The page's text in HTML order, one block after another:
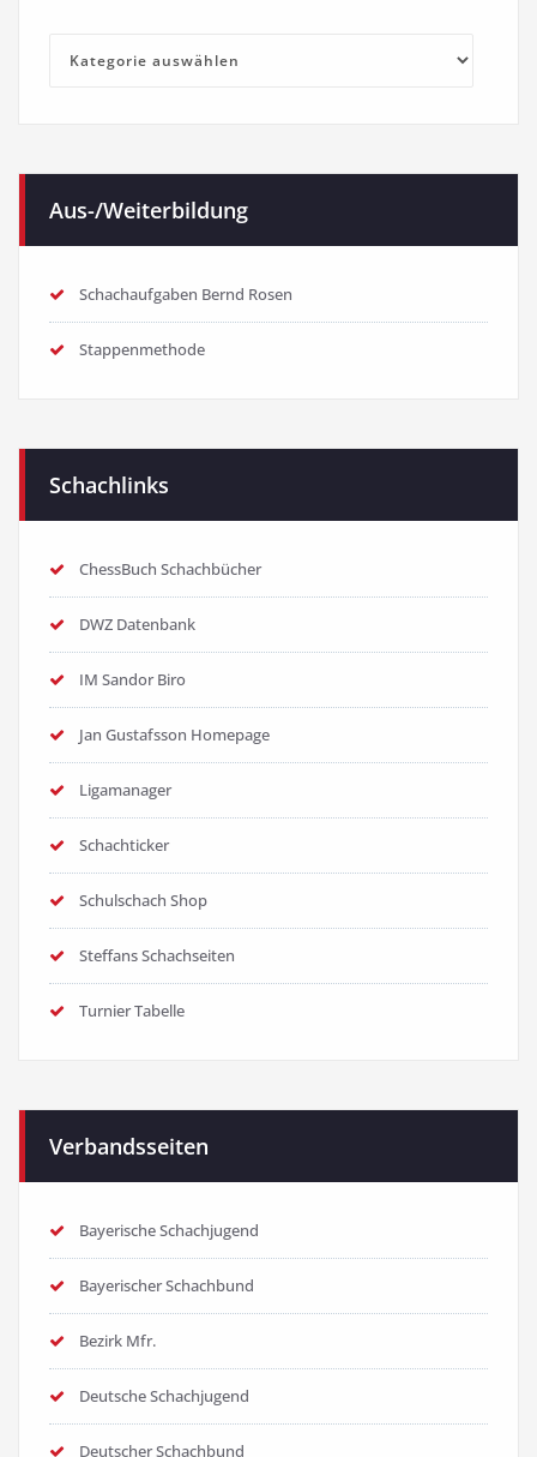
Kategorien
Aus-/Weiterbildung
Schachaufgaben Bernd Rosen
Stappenmethode
Schachlinks
ChessBuch Schachbücher
DWZ Datenbank
IM Sandor Biro
Jan Gustafsson Homepage
Ligamanager
Schachticker
Schulschach Shop
Steffans Schachseiten
Turnier Tabelle
Verbandsseiten
Bayerische Schachjugend
Bayerischer Schachbund
Bezirk Mfr.
Deutsche Schachjugend
Deutscher Schachbund